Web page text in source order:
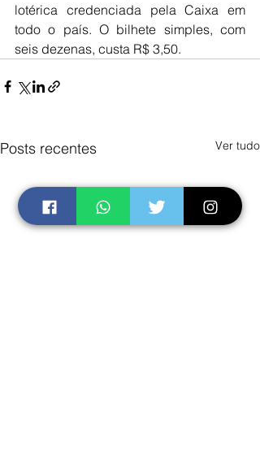
lotérica credenciada pela Caixa em
todo o país. O bilhete simples, com
seis dezenas, custa R$ 3,50.
Posts recentes Ver tudo